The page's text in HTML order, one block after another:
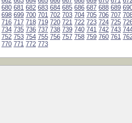
680 681 682 683 684 685 686 687 688 689
698 699 700 701 702 703 704 705 706 707
716 717 718 719 720 721 722 723 724 725
734 735 736 737 738 739 740 741 742 743
752 753 754 755 756 757 758 759 760 761
770 771 772 773